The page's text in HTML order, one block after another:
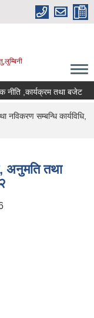
,कार्यक्रम तथा बजेट
नविकरण सम्बन्धि कार्यविधि,
अनुमति तथा